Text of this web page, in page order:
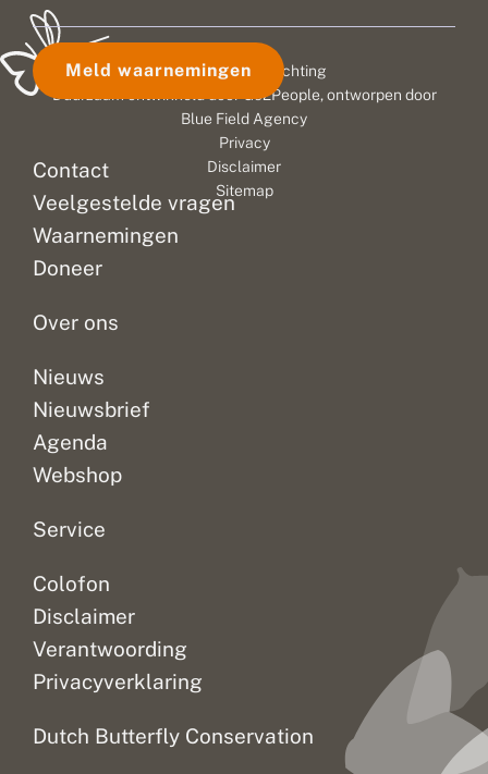
Contact
Veelgestelde vragen
Waarnemingen
Doneer
Over ons
Nieuws
Nieuwsbrief
Agenda
Webshop
Service
Colofon
Disclaimer
Verantwoording
Privacyverklaring
Dutch Butterfly Conservation
Meld waarnemingen
© 2026 Vlinderstichting
Duurzaam ontwikkeld door
Go2People, ontworpen door
Blue Field Agency
Privacy
Disclaimer
Sitemap